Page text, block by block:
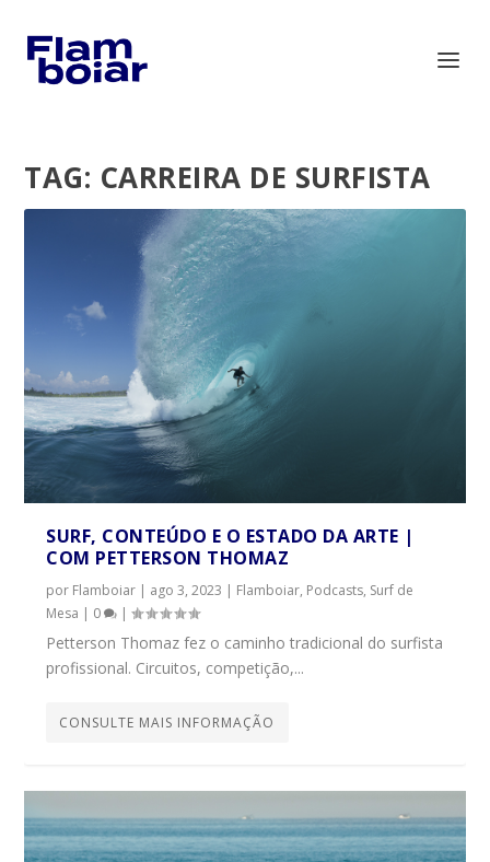
TAG: CARREIRA DE SURFISTA
SURF, CONTEÚDO E O ESTADO DA ARTE |
COM PETTERSON THOMAZ
por Flamboiar | ago 3, 2023 | Flamboiar, Podcasts, Surf de
Mesa | 0 |
Petterson Thomaz fez o caminho tradicional do surfista
profissional. Circuitos, competição,...
CONSULTE MAIS INFORMAÇÃO